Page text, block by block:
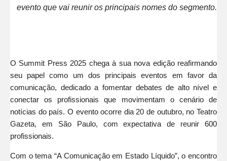
evento que vai reunir os principais nomes do segmento.
O Summit Press 2025 chega à sua nova edição reafirmando
seu papel como um dos principais eventos em favor da
comunicação, dedicado a fomentar debates de alto nível e
conectar os profissionais que movimentam o cenário de
notícias do país. O evento ocorre dia 20 de outubro, no Teatro
Gazeta, em São Paulo, com expectativa de reunir 600
profissionais.
Com o tema “A Comunicação em Estado Líquido”, o encontro